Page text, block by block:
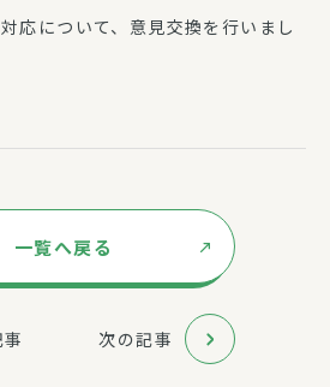
応について、意見交換を行いまし
一覧へ戻る
次の記事